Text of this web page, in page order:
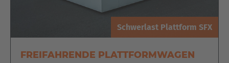
Schwerlast Plattform SFX
FREIFAHRENDE PLATTFORMWAGEN